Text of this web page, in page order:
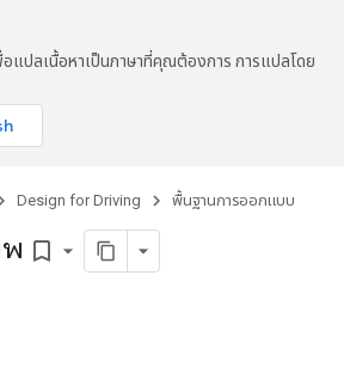
อแปลเนื้อหาเป็นภาษาที่คุณต้องการ การแปลโดย
Design for Driving พื้นฐานการออกแบบ
bookmark_border